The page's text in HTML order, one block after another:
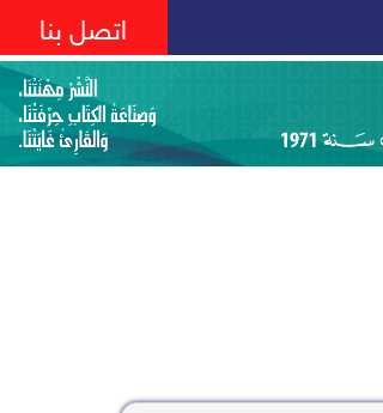
اتصل بنا